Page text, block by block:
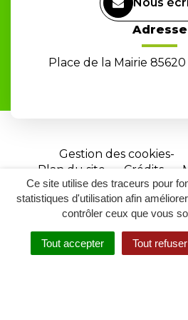
Ce site utilise des traceurs pour
statistiques d'utilisation afin
contrôler ceux que vous
Tout accepter Tout refuser
RECHERCHER
Adresse
Place de la Mairie
Gestion des cookies
Plan du site
Crédits
Site
réalisé
par
Inovagora